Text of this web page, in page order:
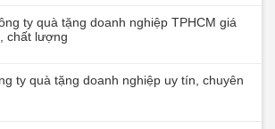
ty quà tặng doanh nghiệp TPHCM giá
chất lượng
ty quà tặng doanh nghiệp uy tín, chuyên